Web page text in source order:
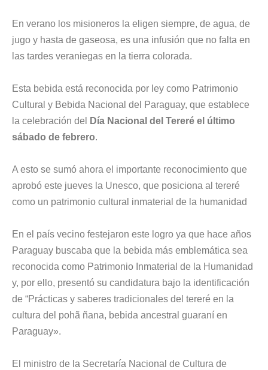
En verano los misioneros la eligen siempre, de agua, de
jugo y hasta de gaseosa, es una infusión que no falta en
las tardes veraniegas en la tierra colorada.
Esta bebida está reconocida por ley como Patrimonio
Cultural y Bebida Nacional del Paraguay, que establece
la celebración del
Día Nacional del Tereré el último
sábado de febrero.
A esto se sumó ahora el importante reconocimiento que
aprobó este jueves la Unesco, que posiciona al tereré
como un patrimonio cultural inmaterial de la humanidad
En el país vecino festejaron este logro ya que hace años
Paraguay buscaba que la bebida más emblemática sea
reconocida como Patrimonio Inmaterial de la Humanidad
y, por ello, presentó su candidatura bajo la identificación
de “Prácticas y saberes tradicionales del tereré en la
cultura del pohã ñana, bebida ancestral guaraní en
Paraguay».
El ministro de la Secretaría Nacional de Cultura de